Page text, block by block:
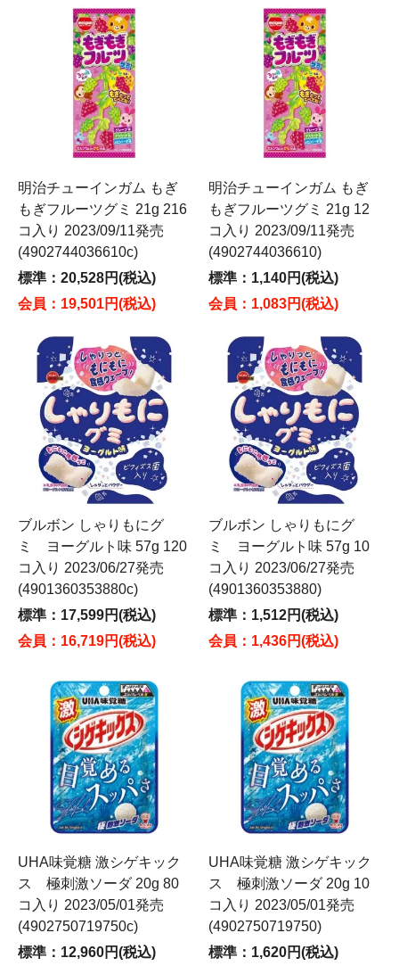
明治チューインガム もぎ
もぎフルーツグミ 21g 216
コ入り 2023/09/11発売
(4902744036610c)
標準：20,528円(税込)
会員：19,501円(税込)
明治チューインガム もぎ
もぎフルーツグミ 21g 12
コ入り 2023/09/11発売
(4902744036610)
標準：1,140円(税込)
会員：1,083円(税込)
ブルボン しゃりもにグ
ミ ヨーグルト味 57g 120
コ入り 2023/06/27発売
(4901360353880c)
標準：17,599円(税込)
会員：16,719円(税込)
ブルボン しゃりもにグ
ミ ヨーグルト味 57g 10
コ入り 2023/06/27発売
(4901360353880)
標準：1,512円(税込)
会員：1,436円(税込)
UHA味覚糖 激シゲキック
ス 極刺激ソーダ 20g 80
コ入り 2023/05/01発売
(4902750719750c)
標準：12,960円(税込)
UHA味覚糖 激シゲキック
ス 極刺激ソーダ 20g 10
コ入り 2023/05/01発売
(4902750719750)
標準：1,620円(税込)